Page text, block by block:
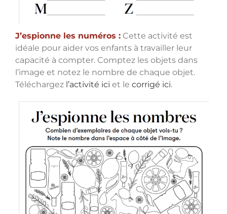
J’espionne les numéros :Cette activité est
idéale pour aider vos enfants à travailler leur
capacité à compter. Comptez les objets dans
l’image et notez le nombre de chaque objet.
Téléchargez l’activité ici et le corrigé ici.